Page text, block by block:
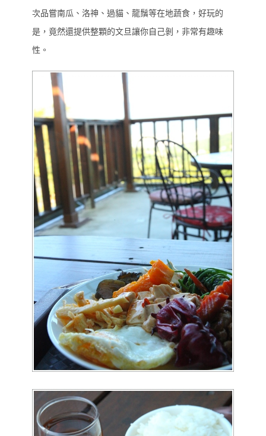
次品嘗南瓜、洛神、過貓、龍鬚等在地蔬食，好玩的
是，竟然還提供整顆的文旦讓你自己剝，非常有趣味
性。